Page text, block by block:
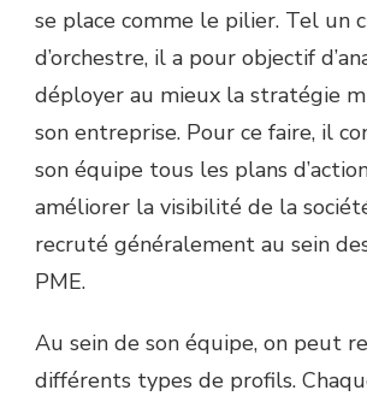
se place comme le pilier. Tel un
d’orchestre, il a pour objectif
déployer au mieux la stratégie
son entreprise. Pour ce faire, il
son équipe tous les plans
améliorer la visibilité de la
recruté généralement au sein
PME.
Au sein de son équipe, on peut
différents types de profils.